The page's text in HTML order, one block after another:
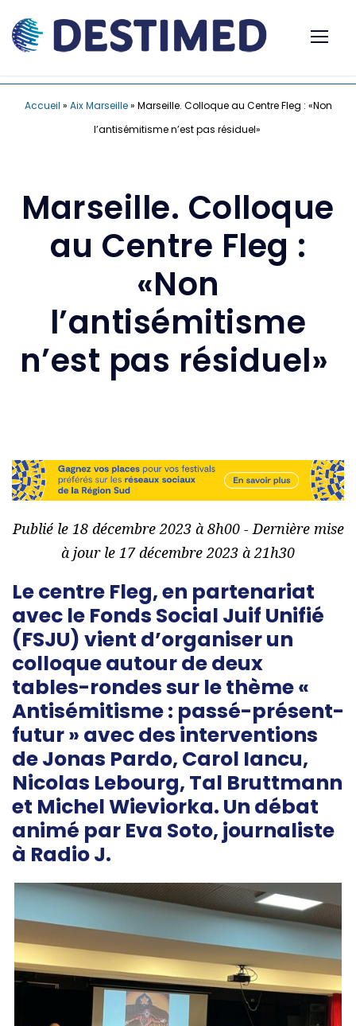
Accueil » Aix Marseille» Marseille. Colloque au Centre Fleg : «Non
l’antisémitisme n’est pas résiduel»
Marseille. Colloque
au Centre Fleg :
«Non
l’antisémitisme
n’est pas résiduel»
Publié le 18 décembre 2023 à 8h00 - Dernière mise
à jour le 17 décembre 2023 à 21h30
Le centre Fleg, en partenariat
avec le Fonds Social Juif Unifié
(FSJU) vient d’organiser un
colloque autour de deux
tables-rondes sur le thème «
Antisémitisme : passé-présent-
futur » avec des interventions
de Jonas Pardo, Carol Iancu,
Nicolas Lebourg, Tal Bruttmann
et Michel Wieviorka. Un débat
animé par Eva Soto, journaliste
à Radio J.